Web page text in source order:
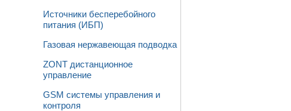
Источники бесперебойного
питания (ИБП)
Газовая нержавеющая подводка
ZONT дистанционное
управление
GSM системы управления и
контроля